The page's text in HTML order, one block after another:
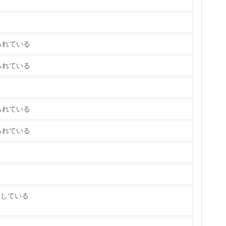
理解し、実践している
使用量削減の取り組みを行っている
画を立てている
・販売
ている
ている
ている
ている
ている